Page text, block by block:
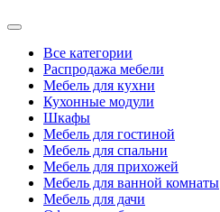
Все категории
Распродажа мебели
Мебель для кухни
Кухонные модули
Шкафы
Мебель для гостиной
Мебель для спальни
Мебель для прихожей
Мебель для ванной комнаты
Мебель для дачи